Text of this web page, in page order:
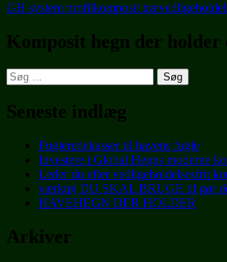
GH system profilkomposit træ
Komposit hegn der holder
Søg
efter:
Seneste indlæg
Fugleredekasser til havens fugle
Investere i Global Hegns moderne
Leder du efter vedligeholdelsesfrit
værktøj DU SKAL BRUGE til gør
HAVEHEGN DER HOLDER
Arkiver